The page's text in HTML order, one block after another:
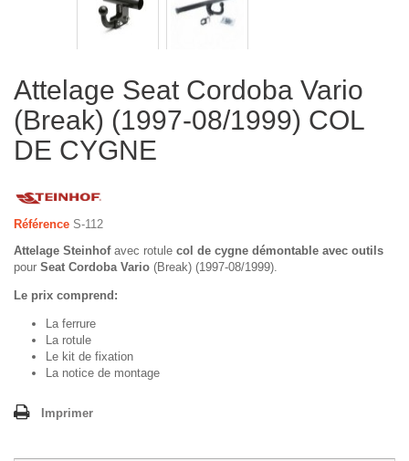
Attelage Seat Cordoba Vario
(Break) (1997-08/1999) COL
DE CYGNE
Référence S-112
Attelage Steinhofavec rotule col de cygne démontable avec outils
pour Seat Cordoba Vario (Break) (1997-08/1999).
Le prix comprend:
La ferrure
La rotule
Le kit de fixation
La notice de montage
Imprimer